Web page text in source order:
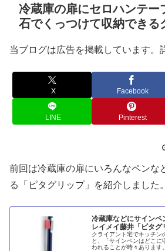
冷蔵庫の扉にセロハンテー
石でくっつけて収納できる
当ブログは広告を掲載しています。
X Facebook
LINE Pinterest
前回は冷蔵庫の扉にいろんなペンな
る「ピタグリップ」を紹介しました。
冷蔵庫などにサインペ
レイメイ藤井「ピタグ
クライアント宅でキッチン
と、「サインペンはどこ
われることが時々あります